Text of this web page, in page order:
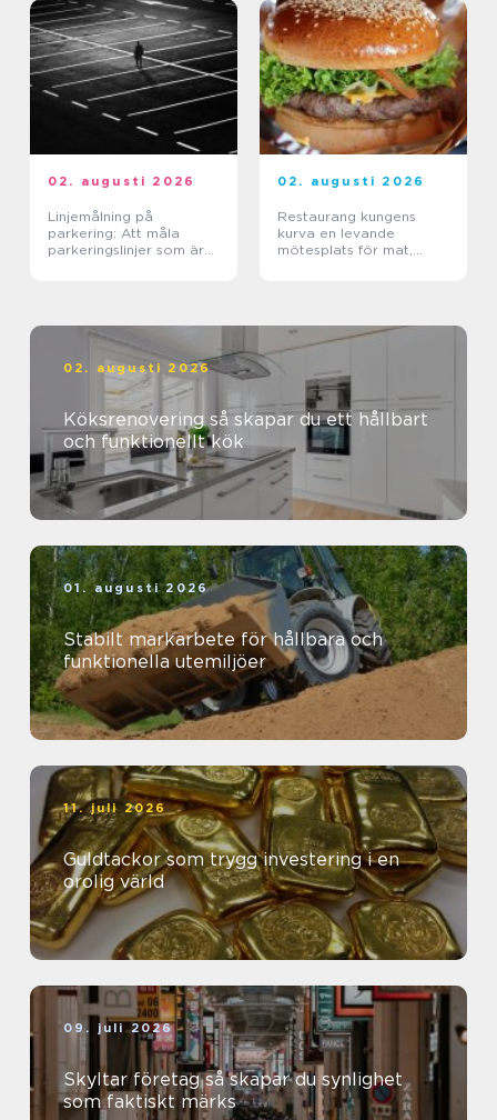
02. augusti 2026
Linjemålning på
parkering: Att måla
parkeringslinjer som är
02. augusti 2026
Restaurang kungens
kurva en levande
mötesplats för mat,
02. augusti 2026
Köksrenovering så skapar du ett hållbart
och funktionellt kök
01. augusti 2026
Stabilt markarbete för hållbara och
funktionella utemiljöer
11. juli 2026
Guldtackor som trygg investering i en
orolig värld
09. juli 2026
Skyltar företag så skapar du synlighet
som faktiskt märks